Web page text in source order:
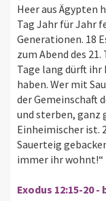
Heer aus Ägypten
Tag Jahr für Jahr
Generationen. 18
zum Abend des
Tage lang dürft ihr
haben. Wer mit
der Gemeinschaft
und sterben, ganz
Einheimischer ist.
Sauerteig
immer ihr wohnt!“
Exodus 12:15-20